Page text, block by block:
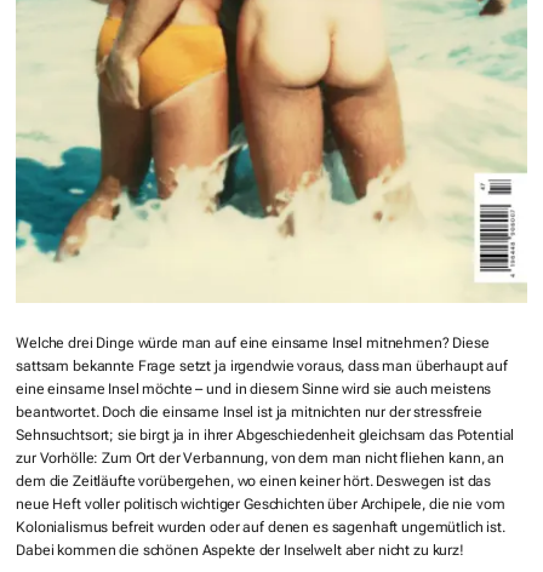
Welche drei Dinge würde man auf eine einsame Insel mitnehmen? Diese
sattsam bekannte Frage setzt ja irgendwie voraus, dass man überhaupt auf
eine einsame Insel möchte – und in diesem Sinne wird sie auch meistens
beantwortet. Doch die einsame Insel ist ja mitnichten nur der stressfreie
Sehnsuchtsort; sie birgt ja in ihrer Abgeschiedenheit gleichsam das Potential
zur Vorhölle: Zum Ort der Verbannung, von dem man nicht fliehen kann, an
dem die Zeitläufte vorübergehen, wo einen keiner hört. Deswegen ist das
neue Heft voller politisch wichtiger Geschichten über Archipele, die nie vom
Kolonialismus befreit wurden oder auf denen es sagenhaft ungemütlich ist.
Dabei kommen die schönen Aspekte der Inselwelt aber nicht zu kurz!